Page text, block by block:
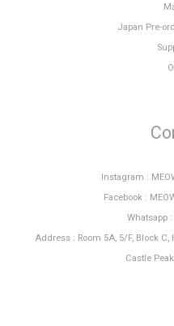
Japan Pre-
Instagram :
Facebook :
Whatsapp
Address : Room 5A, 5/F, Block
Castle